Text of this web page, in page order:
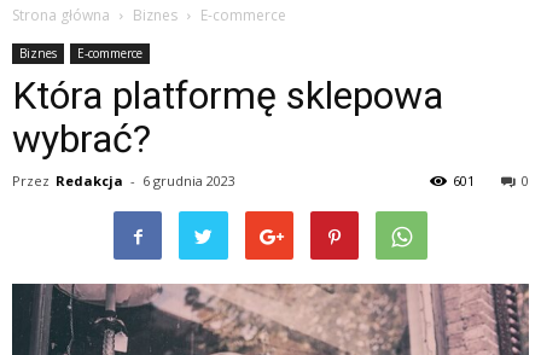
Strona główna Biznes E-commerce
Biznes E-commerce
Która platformę sklepowa
wybrać?
Przez Redakcja - 6 grudnia 2023 0
601